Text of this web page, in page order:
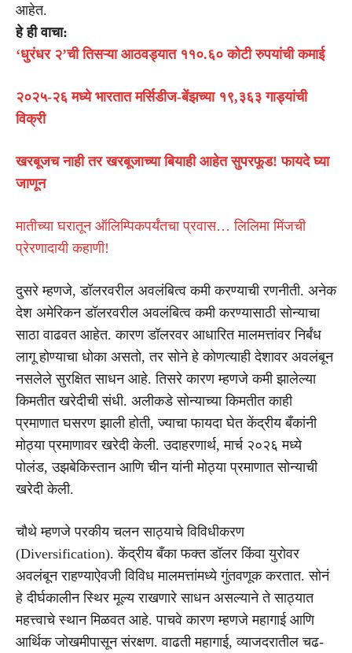
आहेत.
हे ही वाचा:
‘धुरंधर २’ची तिसऱ्या आठवड्यात ११०.६० कोटी रुपयांची कमाई
२०२५-२६ मध्ये भारतात मर्सिडीज-बेंझच्या १९,३६३ गाड्यांची
विक्री
खरबूजच नाही तर खरबूजाच्या बियाही आहेत सुपरफूड! फायदे घ्या
जाणून
मातीच्या घरातून ऑलिम्पिकपर्यंतचा प्रवास… लिलिमा मिंजची
प्रेरणादायी कहाणी!
दुसरे म्हणजे, डॉलरवरील अवलंबित्व कमी करण्याची रणनीती. अनेक
देश अमेरिकन डॉलरवरील अवलंबित्व कमी करण्यासाठी सोन्याचा
साठा वाढवत आहेत. कारण डॉलरवर आधारित मालमत्तांवर निर्बंध
लागू होण्याचा धोका असतो, तर सोने हे कोणत्याही देशावर अवलंबून
नसलेले सुरक्षित साधन आहे. तिसरे कारण म्हणजे कमी झालेल्या
किमतीत खरेदीची संधी. अलीकडे सोन्याच्या किमतीत काही
प्रमाणात घसरण झाली होती, ज्याचा फायदा घेत केंद्रीय बँकांनी
मोठ्या प्रमाणावर खरेदी केली. उदाहरणार्थ, मार्च २०२६ मध्ये
पोलंड, उझबेकिस्तान आणि चीन यांनी मोठ्या प्रमाणात सोन्याची
खरेदी केली.
चौथे म्हणजे परकीय चलन साठ्याचे विविधीकरण
(Diversification). केंद्रीय बँका फक्त डॉलर किंवा युरोवर
अवलंबून राहण्याऐवजी विविध मालमत्तांमध्ये गुंतवणूक करतात. सोनं
हे दीर्घकालीन स्थिर मूल्य राखणारे साधन असल्याने ते साठ्यात
महत्त्वाचे स्थान मिळवत आहे. पाचवे कारण म्हणजे महागाई आणि
आर्थिक जोखमीपासून संरक्षण. वाढती महागाई, व्याजदरातील चढ-